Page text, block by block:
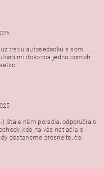
tretiu autosedacku a som
mi dokonca jednu pomohli
Stále nám poradia, odporučia s
kde na vás netlačia s
dostaneme presne to, čo